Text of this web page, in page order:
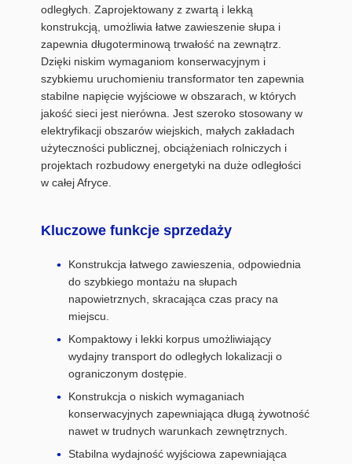
odległych. Zaprojektowany z zwartą i lekką
konstrukcją, umożliwia łatwe zawieszenie słupa i
zapewnia długoterminową trwałość na zewnątrz.
Dzięki niskim wymaganiom konserwacyjnym i
szybkiemu uruchomieniu transformator ten zapewnia
stabilne napięcie wyjściowe w obszarach, w których
jakość sieci jest nierówna. Jest szeroko stosowany w
elektryfikacji obszarów wiejskich, małych zakładach
użyteczności publicznej, obciążeniach rolniczych i
projektach rozbudowy energetyki na duże odległości
w całej Afryce.
Kluczowe funkcje sprzedaży
Konstrukcja łatwego zawieszenia, odpowiednia
do szybkiego montażu na słupach
napowietrznych, skracająca czas pracy na
miejscu.
Kompaktowy i lekki korpus umożliwiający
wydajny transport do odległych lokalizacji o
ograniczonym dostępie.
Konstrukcja o niskich wymaganiach
konserwacyjnych zapewniająca długą żywotność
nawet w trudnych warunkach zewnętrznych.
Stabilna wydajność wyjściowa zapewniająca